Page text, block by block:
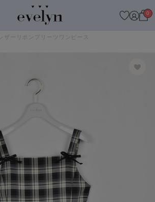
0
レザーリボンプリーツワンピース